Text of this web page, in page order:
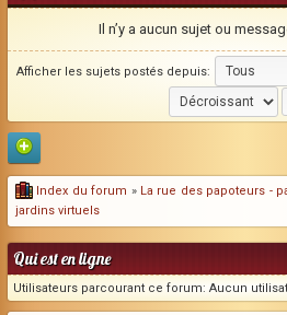
Il n’y a aucun sujet ou
Afficher les sujets postés depuis:
Index du forum » La rue des papoteurs -
jardins virtuels
Qui est en ligne
Utilisateurs parcourant ce forum: Aucun